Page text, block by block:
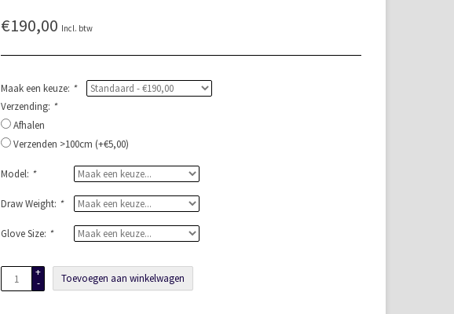
€190,00 Incl. btw
Maak een keuze: *
Verzending: *
Afhalen
Verzenden >100cm (+€5,00)
Model: *
Draw Weight: *
Glove Size: *
+
-
Toevoegen aan winkelwagen